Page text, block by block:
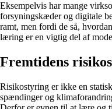
Eksempelvis har mange
forsyningskæder og digitale
ramt, men fordi de så,
læring er en vigtig del af
Fremtidens
Risikostyring er ikke en
spændinger og